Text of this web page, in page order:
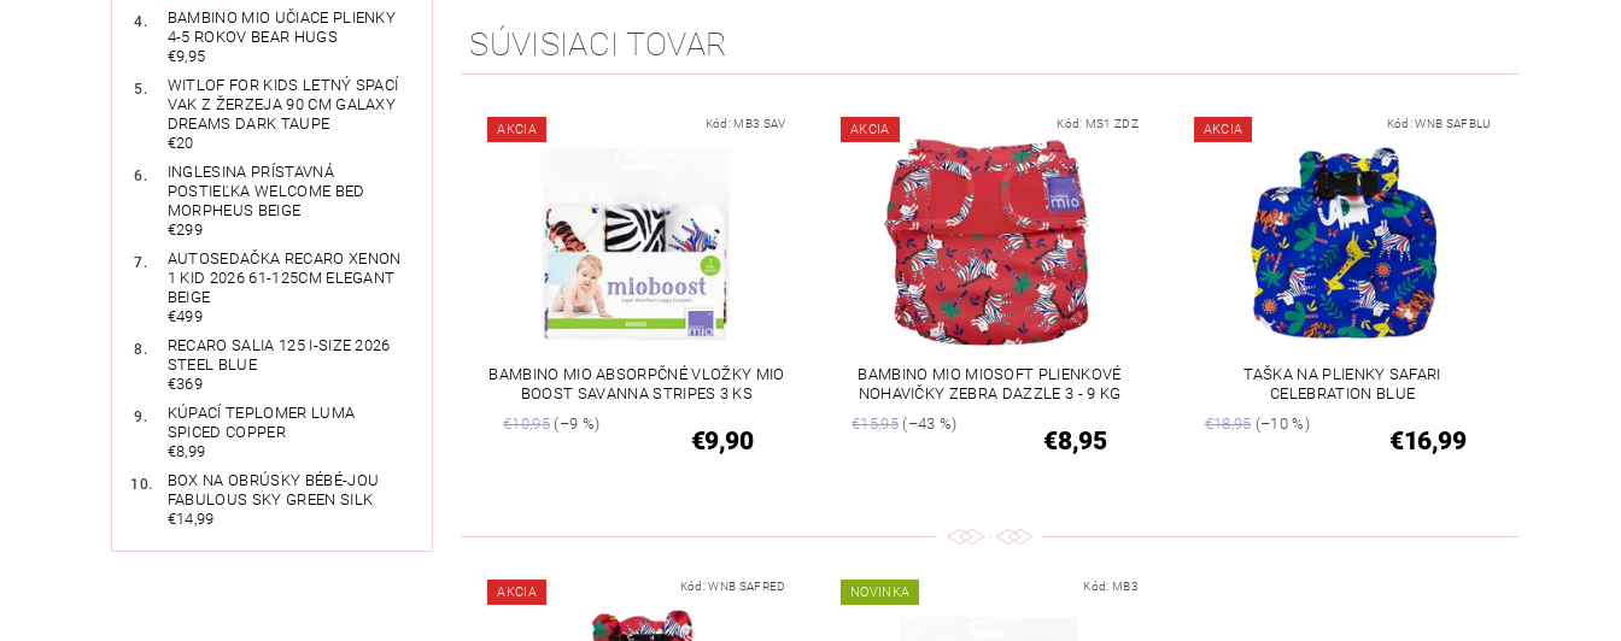
BAMBINO MIO UČIACE PLIENKY
4-5 ROKOV BEAR HUGS
€9,95
WITLOF FOR KIDS LETNÝ SPACÍ
VAK Z ŽERZEJA 90 CM GALAXY
DREAMS DARK TAUPE
€20
INGLESINA PRÍSTAVNÁ
POSTIEĽKA WELCOME BED
MORPHEUS BEIGE
€299
AUTOSEDAČKA RECARO XENON
1 KID 2026 61-125CM ELEGANT
BEIGE
€499
RECARO SALIA 125 I-SIZE 2026
STEEL BLUE
€369
KÚPACÍ TEPLOMER LUMA
SPICED COPPER
€8,99
BOX NA OBRÚSKY BÉBÉ-JOU
FABULOUS SKY GREEN SILK
€14,99
SÚVISIACI TOVAR
AKCIA Kód: MB3 SAV
BAMBINO MIO ABSORPČNÉ VLOŽKY MIO
BOOST SAVANNA STRIPES 3 KS
€10,95 (–9 %)
€9,90
AKCIA Kód: MS1 ZDZ
BAMBINO MIO MIOSOFT PLIENKOVÉ
NOHAVIČKY ZEBRA DAZZLE 3 - 9 KG
€15,95(–43 %)
€8,95
AKCIA Kód:WNB SAFBLU
TAŠKA NA PLIENKY SAFARI
CELEBRATION BLUE
€18,95(–10 %)
€16,99
AKCIA Kód:WNB SAFRED NOVINKA Kód: MB3